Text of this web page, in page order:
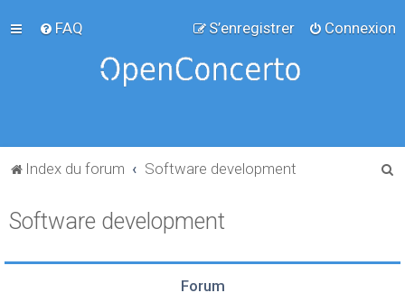
FAQ Connexion
S’enregistrer
Index du forum Software development
e
Software development
Forum